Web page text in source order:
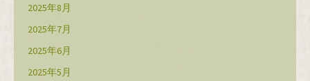
2025年8月
2025年7月
2025年6月
2025年5月